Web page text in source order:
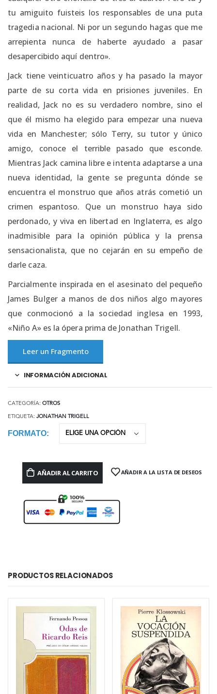
tu amiguito fuisteis los responsables de una puta
tragedia nacional. Ni por un segundo hagas que me
arrepienta nunca de haberte ayudado a pasar
desapercibido aquí dentro».
Jack tiene veinticuatro años y ha pasado la mayor
parte de su corta vida en prisiones juveniles. En
realidad, Jack no es su verdadero nombre, sino el
que él mismo ha elegido para empezar una nueva
vida en Manchester; sólo Terry, su tutor y único
amigo, conoce el terrible pasado que esconde.
Mientras Jack camina libre e intenta adaptarse a una
nueva identidad, la gente se pregunta dónde se
encuentra el monstruo que años atrás cometió un
crimen espantoso. Que un monstruo haya sido
perdonado, y viva en libertad en Inglaterra, es algo
inadmisible para la opinión pública y la prensa
sensacionalista, que no cejarán en su empeño de
darle caza.
Parcialmente inspirada en el asesinato del pequeño
James Bulger a manos de dos niños algo mayores
que conmocionó a la sociedad inglesa en 1993,
«Niño A» es la ópera prima de Jonathan Trigell.
Leer un Fragmento
INFORMACIÓN ADICIONAL
CATEGORÍA: OTROS
ETIQUETA: JONATHAN TRIGELL
FORMATO
AÑADIR AL CARRITO AÑADIR A LA LISTA DE DESEOS
PRODUCTOS RELACIONADOS